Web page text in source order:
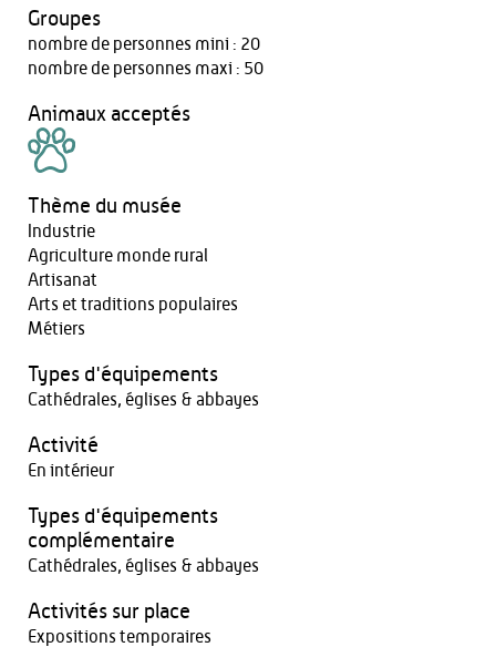
Groupes
nombre de personnes mini : 20
nombre de personnes maxi : 50
Animaux acceptés
Thème du musée
Industrie
Agriculture monde rural
Artisanat
Arts et traditions populaires
Métiers
Types d'équipements
Cathédrales, églises & abbayes
Activité
En intérieur
Types d'équipements
complémentaire
Cathédrales, églises & abbayes
Activités sur place
Expositions temporaires